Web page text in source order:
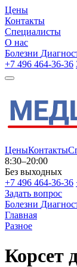
Цены
Контакты
Специалисты
О нас
Болезни
+7 496 464-36-36
ЦеныКонтакты
8:30–20:00
Без выходных
+7 496 464-36-36
Задать вопрос
Болезни
Главная
Разное
Корсет